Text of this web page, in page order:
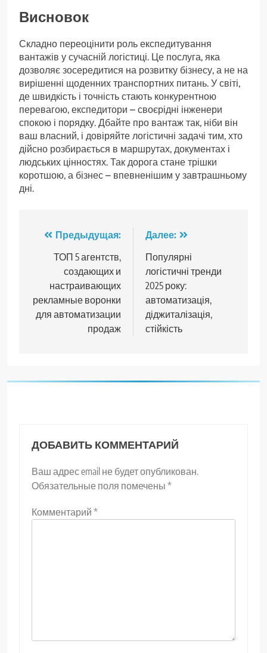
Висновок
Складно переоцінити роль експедитування
вантажів у сучасній логістиці. Це послуга, яка
дозволяє зосередитися на розвитку бізнесу, а не на
вирішенні щоденних транспортних питань. У світі,
де швидкість і точність стають конкурентною
перевагою, експедитори – своєрідні інженери
спокою і порядку. Дбайте про вантаж так, ніби він
ваш власний, і довіряйте логістичні задачі тим, хто
дійсно розбирається в маршрутах, документах і
людських цінностях. Так дорога стане трішки
коротшою, а бізнес – впевненішим у завтрашньому
дні.
Навигация
записям
Предыдущая:
ТОП 5 агентств,
создающих и
настраивающих
рекламные воронки
для автоматизации
продаж
Далее:
Популярні
логістичні тренди
2025 року:
автоматизація,
діджиталізація,
стійкість
ДОБАВИТЬ КОММЕНТАРИЙ
Ваш адрес email не будет опубликован.
Обязательные поля помечены *
Комментарий *